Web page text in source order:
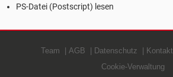
PS-Datei (Postscript) lesen
Team AGB Datenschutz Kontakt
Cookie-Verwaltung